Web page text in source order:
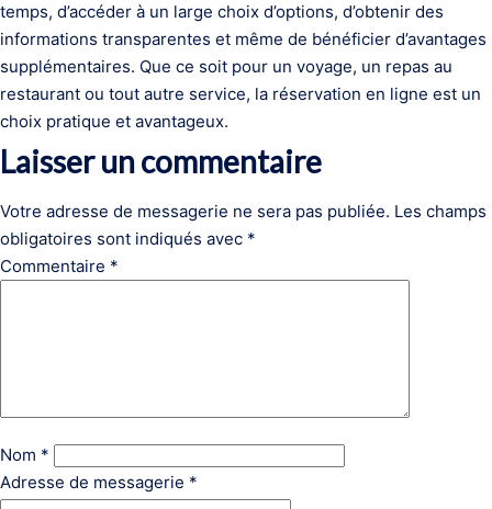
temps, d’accéder à un large choix d’options, d’obtenir des
informations transparentes et même de bénéficier d’avantages
supplémentaires. Que ce soit pour un voyage, un repas au
restaurant ou tout autre service, la réservation en ligne est un
choix pratique et avantageux.
Laisser un commentaire
Votre adresse de messagerie ne sera pas publiée. Les champs
obligatoires sont indiqués avec *
Commentaire *
Nom *
Adresse de messagerie *